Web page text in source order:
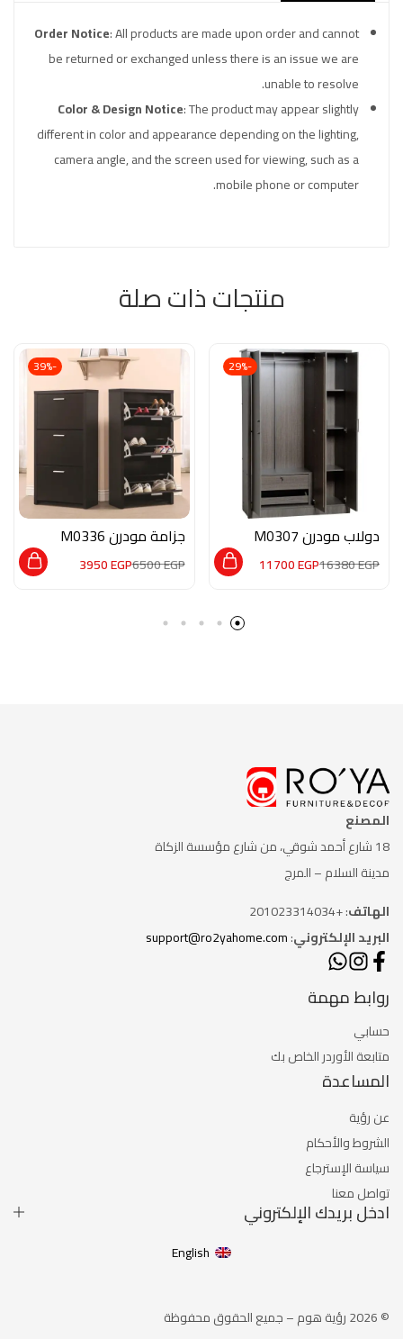
Order Notice: All products are made upon order and cannot
be returned or exchanged unless there is an issue we are
unable to resolve.
Color & Design Notice: The product may appear slightly
different in color and appearance depending on the lighting,
camera angle, and the screen used for viewing, such as a
mobile phone or computer.
منتجات ذات صلة
-29%
دولاب مودرن M0307
16380EGP
11700EGP
-39%
جزامة مودرن M0336
6500EGP
3950EGP
المصنع
18 شارع أحمد شوقي، من شارع
مؤسسة الزكاة
مدينة السلام – المرج
الهاتف: +201023314034
البريد الإلكتروني:
support@ro2yahome.com
روابط مهمة
حسابي
متابعة الأوردر الخاص بك
المساعدة
عن رؤية
الشروط والأحكام
سياسة الإسترجاع
تواصل معنا
ادخل بريدك الإلكتروني
English
© 2026 رؤية هوم – جميع الحقوق محفوظة